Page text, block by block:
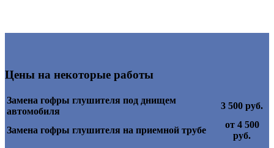
Цены на некоторые работы
Замена гофры глушителя под днищем
автомобиля
3 500 руб.
Замена гофры глушителя на приемной трубе
от 4 500
руб.